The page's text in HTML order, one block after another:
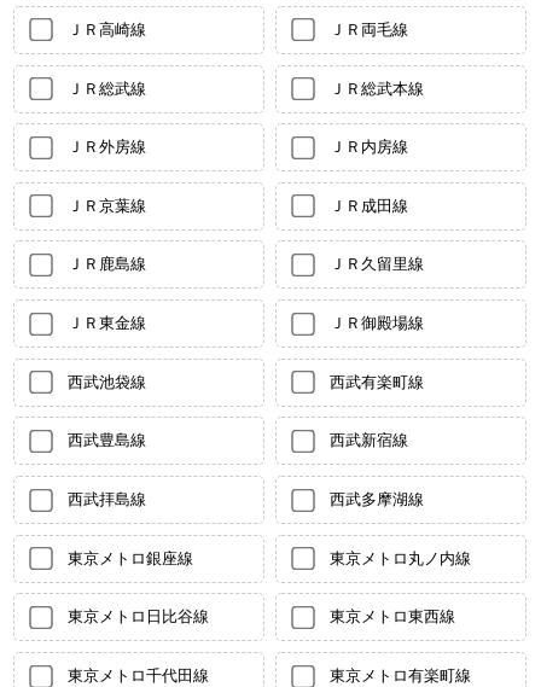
ＪＲ高崎線 ＪＲ両毛線
ＪＲ総武線 ＪＲ総武本線
ＪＲ外房線 ＪＲ内房線
ＪＲ京葉線 ＪＲ成田線
ＪＲ鹿島線 ＪＲ久留里線
ＪＲ東金線 ＪＲ御殿場線
西武池袋線 西武有楽町線
西武豊島線 西武新宿線
西武拝島線 西武多摩湖線
東京メトロ銀座線 東京メトロ丸ノ内線
東京メトロ日比谷線 東京メトロ東西線
東京メトロ千代田線 東京メトロ有楽町線